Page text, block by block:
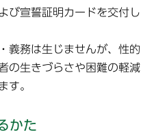
び宣誓証明カードを交付し
義務は生じませんが、性的
の生きづらさや困難の軽減
す。
かた